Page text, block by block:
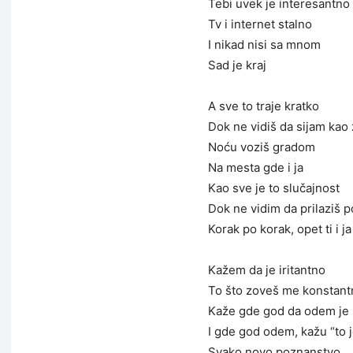
Tebi uvek je interesantno
Tv i internet stalno
I nikad nisi sa mnom
Sad je kraj
A sve to traje kratko
Dok ne vidiš da sijam kao
Noću voziš gradom
Na mesta gde i ja
Kao sve je to slučajnost
Dok ne vidim da prilaziš
Korak po korak, opet ti i ja
Kažem da je iritantno
To što zoveš me
Kaže gde god da odem
I gde god odem, kažu “to